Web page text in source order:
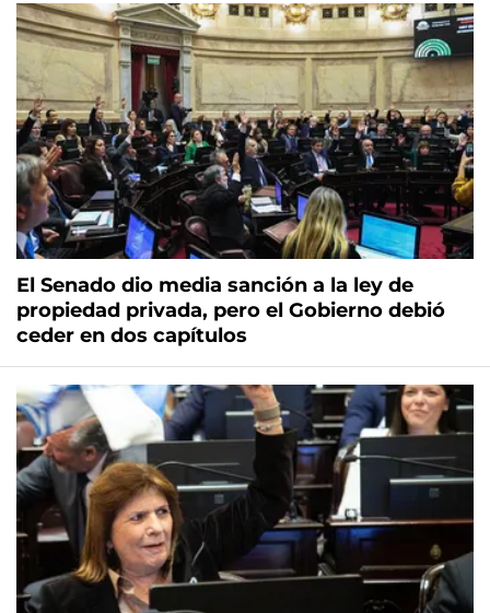
El Senado dio media sanción a la ley de
propiedad privada, pero el Gobierno debió
ceder en dos capítulos